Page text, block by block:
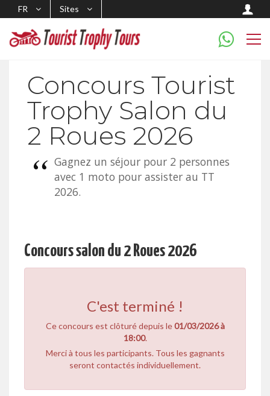
FR Sites
Concours Tourist
Trophy Salon du
2 Roues 2026
Gagnez un séjour pour 2 personnes
avec 1 moto pour assister au TT
2026.
Concours salon du 2 Roues 2026
C'est terminé !
Ce concours est clôturé depuis le01/03/2026 à
18:00.
Merci à tous les participants. Tous les gagnants
seront contactés individuellement.